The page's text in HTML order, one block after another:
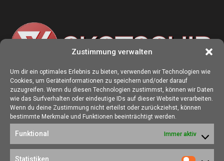
Zustimmung verwalten
Um dir ein optimales Erlebnis zu bieten, verwenden wir Technologien wie
Cookies, um Geräteinformationen zu speichern und/oder darauf
zuzugreifen. Wenn du diesen Technologien zustimmst, können wir Daten
wie das Surfverhalten oder eindeutige IDs auf dieser Website verarbeiten.
Wenn du deine Zustimmung nicht erteilst oder zurückziehst, können
bestimmte Merkmale und Funktionen beeinträchtigt werden.
Funktional Immer aktiv
Statistiken
ÜBER UNS
Die Seite skotschir.de wurde im August 2017 zur gamescom
gegründet. Unser Ziel ist es, eine Heimat für alle Spieler:innen zu